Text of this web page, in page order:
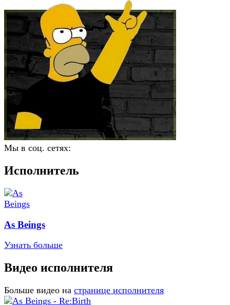
Мы в соц. сетях:
Исполнитель
As Beings
Узнать больше
Видео исполнителя
Больше видео на странице исполнителя